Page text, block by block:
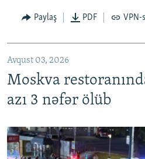
Paylaş PDF VPN-
Avqust 03, 2026
Moskva
azı 3 nəfər ölüb